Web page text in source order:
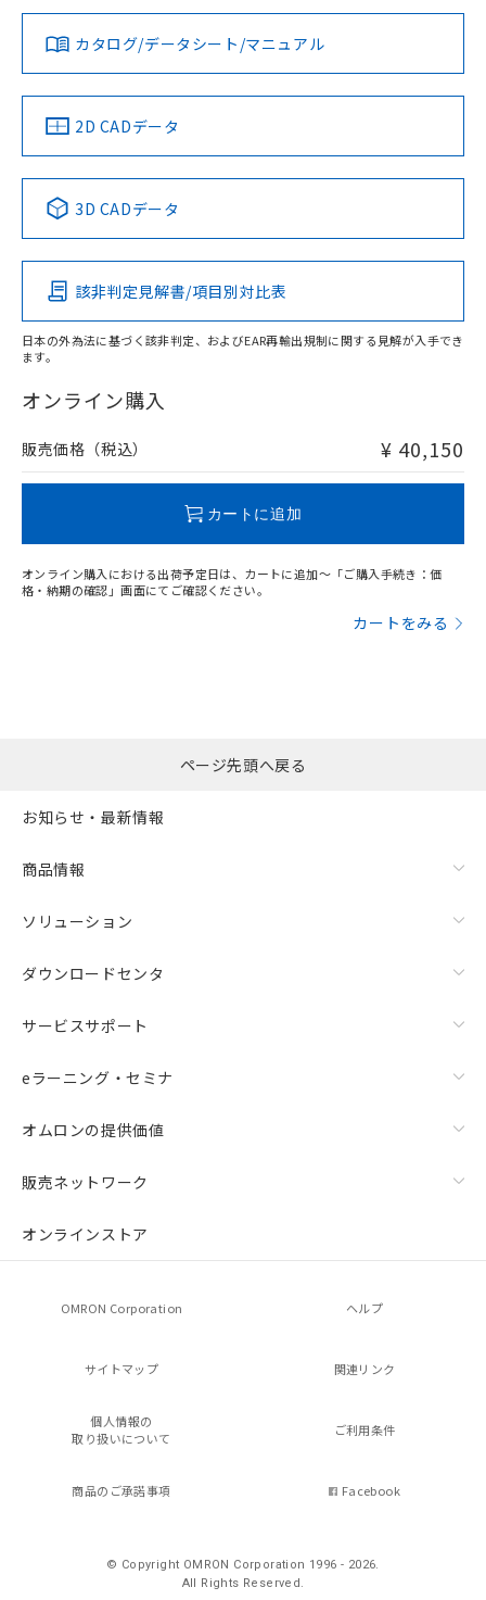
ダウンロードデータをご利用いただく前に、以下を必ずお読
みください。
ソフトウェアの使用条件
対応済み
中国 RoHS 注意事項・凡例
Pb Hg Cd Cr(VI)
O
在庫等で未対応品が混在する可能性があります。
問い合わせください。
LR型式承認
（イギリス
船舶規格）
DNV型式承認
（ノルウェー
BV型式承認
（フランス
KR型式
（韓国
Yes No No No
この製品の規格認証/適合状況ページへ
その他の認証はこちらのページからご検索ください
カタログ/データシート/マニュアル
2D CADデータ
3D CADデータ
該非判定見解書/項目別対比表
日本の外為法に基づく該非判定、およびEAR再輸出規制に関する見解が入手でき
ます。
オンライン購入
販売価格（税込） ¥ 40,150
カートに追加
オンライン購入における出荷予定日は、カートに追加～「ご購入手続き：価
格・納期の確認」画面にてご確認ください。
カートをみる
ページ先頭へ戻る
お知らせ・最新情報
商品情報
ソリューション
ダウンロードセンタ
サービスサポート
eラーニング・セミナ
オムロンの提供価値
販売ネットワーク
オンラインストア
OMRON Corporation ヘルプ
サイトマップ 関連リンク
個人情報の
取り扱いについて
ご利用条件
商品のご承諾事項 Facebook
© Copyright OMRON Corporation 1996 - 2026.
All Rights Reserved.